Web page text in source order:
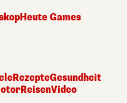
Heute Games
RezepteGesundheit
ReisenVideo